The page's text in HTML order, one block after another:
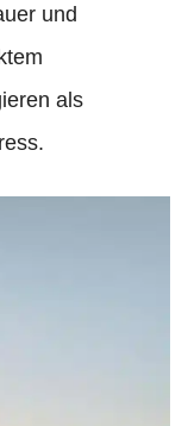
und
als